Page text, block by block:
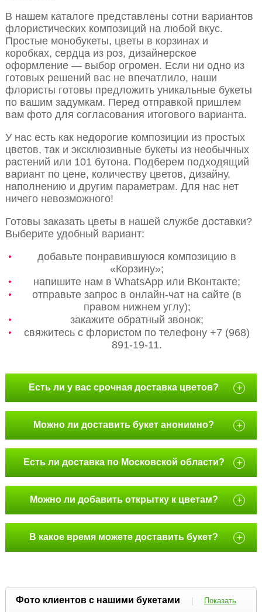
В нашем каталоге представлены сотни вариантов
флористических композиций на любой вкус.
Простые монобукеты, цветы в корзинах и
коробках, сердца из роз, дизайнерское
оформление — выбор огромен. Если ни одно из
готовых решений вас не впечатлило, наши
флористы готовы предложить уникальные букеты
по вашим задумкам. Перед отправкой пришлем
вам фото для согласования итогового варианта.
У нас есть как недорогие композиции из простых
цветов, так и эксклюзивные букеты из необычных
растений или 101 бутона. Подберем подходящий
вариант по цене, количеству цветов, дизайну,
наполнению и другим параметрам. Для нас нет
ничего невозможного!
Готовы заказать цветы в нашей службе доставки?
Выберите удобный вариант:
добавьте понравившуюся композицию в
«Корзину»;
напишите нам в WhatsApp или ВКонтакте;
отправьте запрос в онлайн-чат на сайте (в
правом нижнем углу);
закажите обратный звонок;
свяжитесь с флористом по телефону +7 (968)
891-19-11.
Есть ли у вас срочная доставка цветов? +
Можно ли доставить букет анонимно? +
Есть ли доставка по Московской области? +
Можно ли добавить открытку к цветам? +
В какое время можете доставить букет? +
Фото клиентов с нашими букетами |
Показать